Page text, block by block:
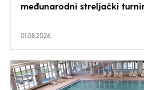
međunarodni streljački
01.08.2026.